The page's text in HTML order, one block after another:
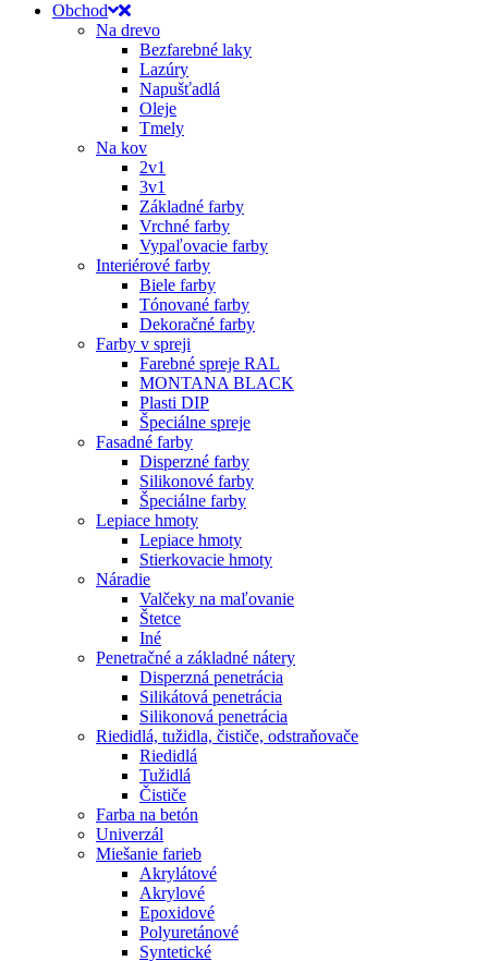
Obchod
Na drevo
Bezfarebné laky
Lazúry
Napušťadlá
Oleje
Tmely
Na kov
2v1
3v1
Základné farby
Vrchné farby
Vypaľovacie farby
Interiérové farby
Biele farby
Tónované farby
Dekoračné farby
Farby v spreji
Farebné spreje RAL
MONTANA BLACK
Plasti DIP
Špeciálne spreje
Fasadné farby
Disperzné farby
Silikonové farby
Špeciálne farby
Lepiace hmoty
Lepiace hmoty
Stierkovacie hmoty
Náradie
Valčeky na maľovanie
Štetce
Iné
Penetračné a základné nátery
Disperzná penetrácia
Silikátová penetrácia
Silikonová penetrácia
Riedidlá, tužidla, čističe, odstraňovače
Riedidlá
Tužidlá
Čističe
Farba na betón
Univerzál
Miešanie farieb
Akrylátové
Akrylové
Epoxidové
Polyuretánové
Syntetické